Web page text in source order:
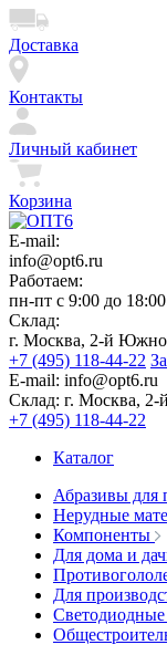
Доставка
Контакты
Личный кабинет
Корзина
E-mail:
info@opt6.ru
Работаем:
пн-пт с 9:00 до 18:00
Склад:
г. Москва, 2-й
+7 (495) 118-44-22
E-mail: info@opt6.ru
Склад: г. Москва,
+7 (495) 118-44-22
Каталог
Абразивы для
Нерудные
Компоненты
Для дома и
Для